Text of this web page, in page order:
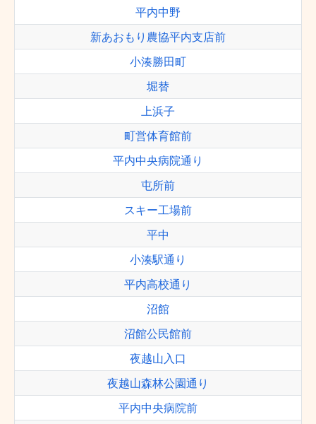
平内中野
新あおもり農協平内支店前
小湊勝田町
堀替
上浜子
町営体育館前
平内中央病院通り
屯所前
スキー工場前
平中
小湊駅通り
平内高校通り
沼館
沼館公民館前
夜越山入口
夜越山森林公園通り
平内中央病院前